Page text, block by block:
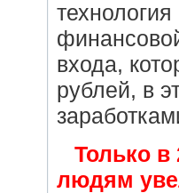
входа,
рублей, в
Только в
людям